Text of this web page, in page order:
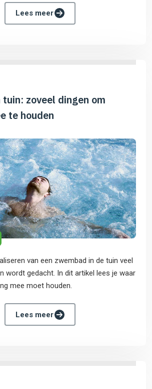
Lees meer
zoveel dingen om
te houden
van een zwembad in de tuin veel
wordt gedacht. In dit artikel lees je waar
mee moet houden.
Lees meer